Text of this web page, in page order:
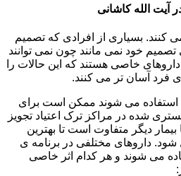
آیت الله کاشانی
کنند. بسیاری از افرادی که تصمیم
تصمیم خود نمی مانند چون نمی توانند
داروهای خاصی هستند که این حالات را
فرد آسان تر می کنند.
استفاده می شوند ممکن است برای
شده در مراکز ترک اعتیاد تجویز
دیگر متفاوت است تا بهترین
داروهای مختلفی در برنامه ی
می شوند و هر کدام اثر خاصی